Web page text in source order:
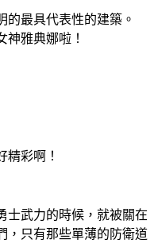
的最具代表性的建築。
神雅典娜啦！
精彩啊！
士武力的時候，就被關在
，只有那些單薄的防衛道